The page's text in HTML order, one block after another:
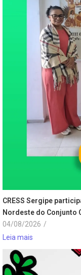
CRESS Sergipe
Nordeste do Conjunto
04/08/2026 /
Leia mais